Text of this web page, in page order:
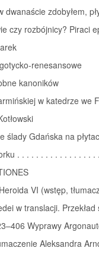
dwanaście zdobyłem,
czy rozbójnicy? Piraci
kanoników
w katedrze we
ślady Gdańska na
. . . . . . . . . . . . . . . . .
VI (wstęp,
w translacji.
Wyprawy
Aleksandra